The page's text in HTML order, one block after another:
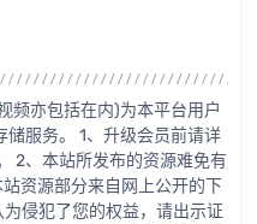
频亦包括在内)为本平台用户
储服务。 1、升级会员前请详
2、本站所发布的资源难免有
资源部分来自网上公开的下
侵犯了您的权益，请出示证